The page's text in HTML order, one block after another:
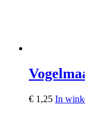
€ 1,25 In